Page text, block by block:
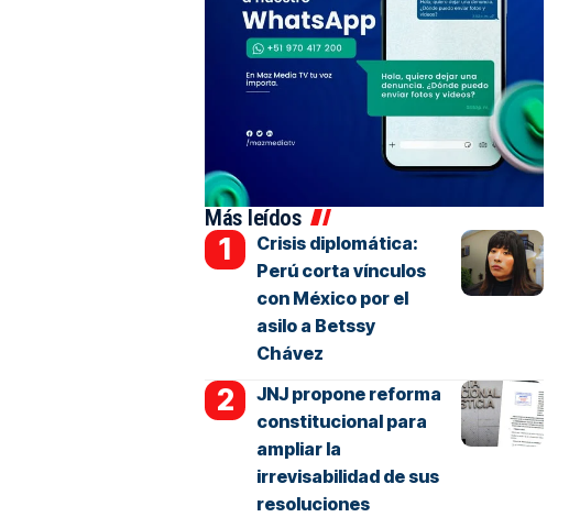
Más leídos
Crisis diplomática:
Perú corta vínculos
con México por el
asilo a Betssy
Chávez
JNJ propone reforma
constitucional para
ampliar la
irrevisabilidad de sus
resoluciones